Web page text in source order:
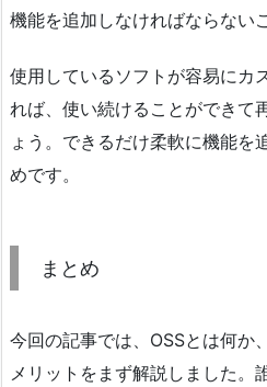
機能を追加しなければならない
使用しているソフトが容易にカ
れば、使い続けることができて
ょう。できるだけ柔軟に機能を
めです。
まとめ
今回の記事では、OSSとは何か
メリットをまず解説しました。